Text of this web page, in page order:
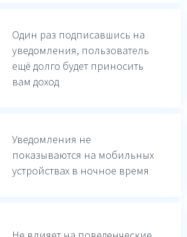
Один раз подписавшись на
уведомления, пользователь
ещё долго будет приносить
вам доход
Уведомления не
показываются на мобильных
устройствах в ночное время